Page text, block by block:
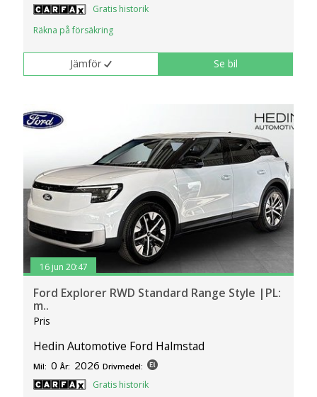
Gratis historik
Räkna på försäkring
Jämför Se bil
16 jun 20:47
Ford Explorer RWD Standard Range Style |PL:
m..
Pris
Hedin Automotive Ford Halmstad
Mil: 0 År: 2026 Drivmedel:
Gratis historik